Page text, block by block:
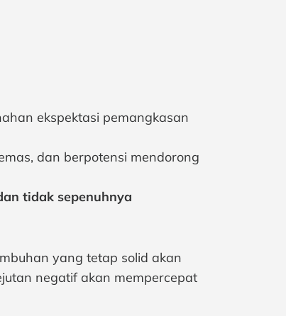
ekspektasi pemangkasan
dan berpotensi mendorong
tidak sepenuhnya
yang tetap solid akan
negatif akan mempercepat